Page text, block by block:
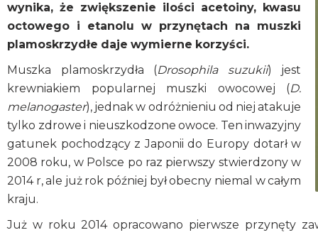
wynika, że zwiększenie ilości acetoiny, kwasu
octowego i etanolu w przynętach na muszki
plamoskrzydłe daje wymierne korzyści.
Muszka plamoskrzydła (Drosophila suzukii) jest
krewniakiem popularnej muszki owocowej (D.
melanogaster), jednak w odróżnieniu od niej atakuje
tylko zdrowe i nieuszkodzone owoce. Ten inwazyjny
gatunek pochodzący z Japonii do Europy dotarł w
2008 roku, w Polsce po raz pierwszy stwierdzony w
2014 r, ale już rok później był obecny niemal w całym
kraju.
Już w roku 2014 opracowano pierwsze przynęty